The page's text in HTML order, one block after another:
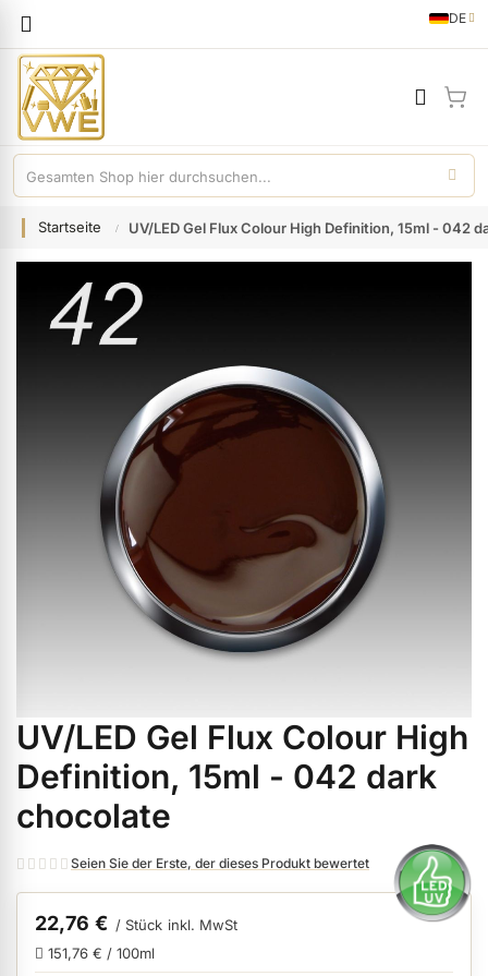
Sprache
DE
German
Weihnachtsmarkt anzeigen
Gel anzeigen
Gel Polish anzeigen
Acryl anzeigen
Nagellack & Flüssigkeiten anzeigen
NailArt anzeigen
Startseite UV/LED Gel Flux Colour High Definition, 15ml - 042
Zum
Anfang
der
Bildgalerie
UV/LED Gel Flux Colour High
Definition, 15ml - 042 dark
chocolate
Seien Sie der Erste, der dieses Produkt bewertet
22,76 € / Stück inkl. MwSt
151,76 € / 100ml